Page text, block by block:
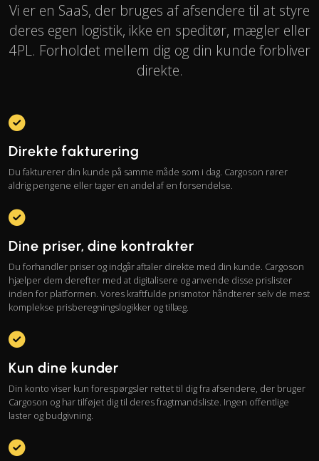
Vi er en SaaS, der bruges af afsendere til at styre
deres egen logistik, ikke en speditør, mægler eller
4PL. Forholdet mellem dig og din kunde forbliver
direkte.
Direkte fakturering
Du fakturerer din kunde på samme måde som i dag. Cargoson rører
aldrig pengene eller tager en andel af en forsendelse.
Dine priser, dine kontrakter
Du forhandler priser og indgår aftaler direkte med din kunde. Cargoson
hjælper dem derefter med at digitalisere og anvende disse prislister
inden for platformen. Vores kraftfulde prismotor håndterer selv de mest
komplekse prisberegningslogikker og tillæg.
Kun dine kunder
Din konto viser kun forespørgsler rettet til dig fra afsendere, der bruger
Cargoson og har tilføjet dig til deres fragtmandsliste. Ingen offentlige
laster og budgivning.